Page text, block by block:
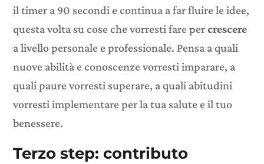
il timer a 90 secondi e continua a far fluire le idee,
questa volta su cose che vorresti fare percrescere
a livello personale e professionale. Pensa a quali
nuove abilità e conoscenze vorresti imparare, a
quali paure vorresti superare, a quali abitudini
vorresti implementare per la tua salute e il tuo
benessere.
Terzo step: contributo